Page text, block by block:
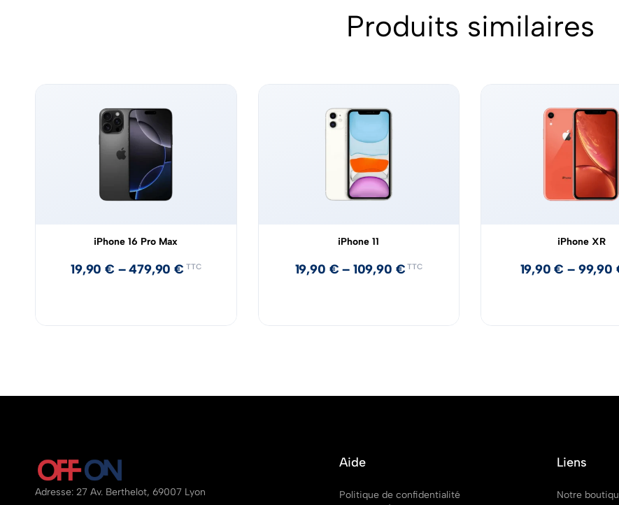
Produits similaires
iPhone 16 Pro Max
19,90€ –479,90€ TTC
iPhone 11
19,90 € – 109,90 € TTC
iPhone XR
19,90€ – 99,90
Adresse: 27 Av. Berthelot, 69007 Lyon
Aide
Politique de confidentialité
Liens
Notre